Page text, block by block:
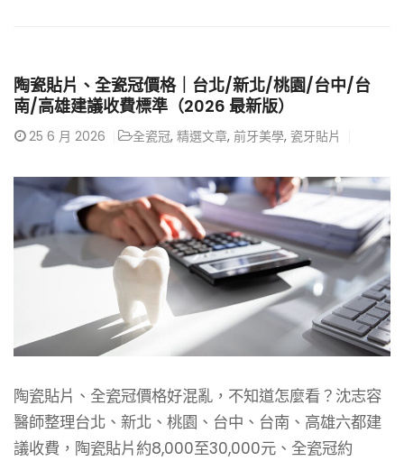
陶瓷貼片、全瓷冠價格｜台北/新北/桃園/台中/台
南/高雄建議收費標準（2026 最新版）
25 6 月 2026 全瓷冠, 精選文章, 前牙美學, 瓷牙貼片
陶瓷貼片、全瓷冠價格好混亂，不知道怎麼看？沈志容
醫師整理台北、新北、桃園、台中、台南、高雄六都建
議收費，陶瓷貼片約8,000至30,000元、全瓷冠約